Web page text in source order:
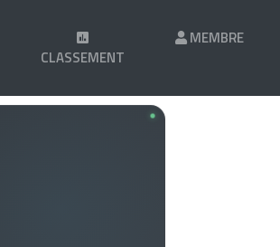
CLASSEMENT
MEMBRE